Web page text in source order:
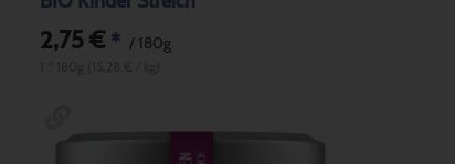
2,75 € * / 180g